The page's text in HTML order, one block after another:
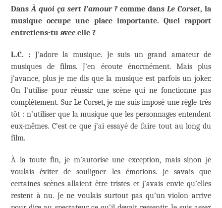
DansÀ quoi ça sert l’amour ?comme dansLe Corset, la
musique occupe une place importante. Quel rapport
entretiens-tu avec elle ?
L.C. : J’adore la musique. Je suis un grand amateur de
musiques de films. J’en écoute énormément. Mais plus
j’avance, plus je me dis que la musique est parfois un joker.
On l’utilise pour réussir une scène qui ne fonctionne pas
complètement. Sur Le Corset, je me suis imposé une règle très
tôt : n’utiliser que la musique que les personnages entendent
eux-mêmes. C’est ce que j’ai essayé de faire tout au long du
film.
À la toute fin, je m’autorise une exception, mais sinon je
voulais éviter de souligner les émotions. Je savais que
certaines scènes allaient être tristes et j’avais envie qu’elles
restent à nu. Je ne voulais surtout pas qu’un violon arrive